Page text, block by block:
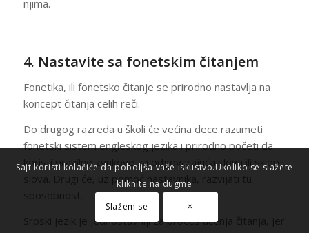
njima.
4. Nastavite sa fonetskim čitanjem
Fonetika, ili fonetsko čitanje se prirodno nastavlja na
koncept čitanja celih reči.
Do drugog razreda u školi će većina dece razumeti
fonetski sistem engleskog jezika i prirodno početi da
koristi pravilne zvukove za odgovarajuća slova ili sklop
slova. Drugi će, uz pomoć nastavnika, razvijati tu
Srpski jezik je jednostavniji za proces učenja čitanja, jer
Sajt koristi kolačiće da poboljša vaše iskustvo.Ukoliko se slažete
kliknite na dugme
Slažem se
×